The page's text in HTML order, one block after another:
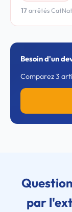
17 arrêtés CatNat
Besoin d'un
Comparez 3
par